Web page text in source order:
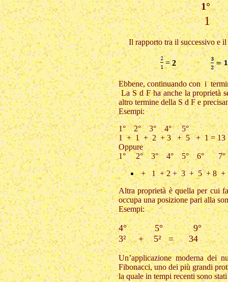
1°
1
Il rapporto tra il successivo e il
=2
Ebbene, continuando con i
La S d F ha anche la proprietà
altro termine della S d F e
Esempi:
1° 2° 3° 4° 5°
1 + 1 + 2 + 3 + 5 + 1 =
Oppure
1° 2° 3° 4° 5° 6° 7°
+ 1 + 2 + 3 + 5 + 8 +
Altra proprietà è quella per cui
occupa una posizione pari alla
Esempi:
4° 5°
3² + 5² =
Un’applicazione moderna dei
Fibonacci, uno dei più grandi
la quale in tempi recenti sono